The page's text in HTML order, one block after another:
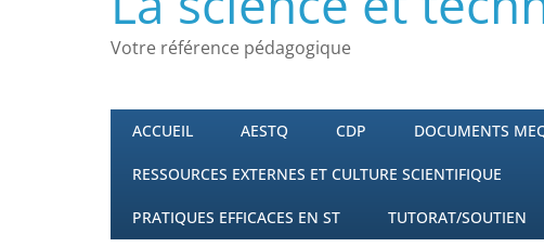
Votre référence pédagogique
ACCUEIL AESTQ CDP DOCUMENTS
RESSOURCES EXTERNES ET CULTURE SCIENTIFIQUE
PRATIQUES EFFICACES EN ST TUTORAT/SOUTIEN